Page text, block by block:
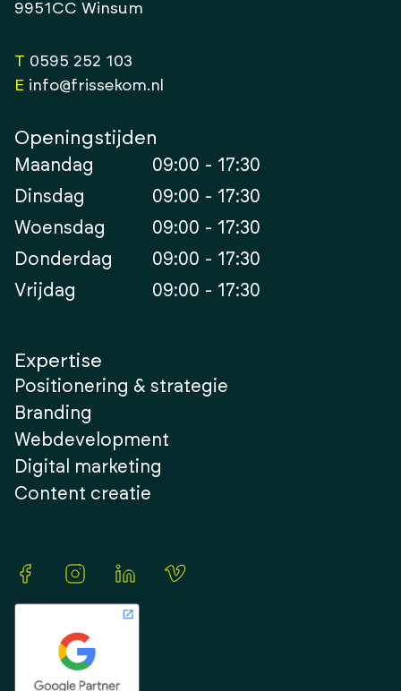
9951CC Winsum
T 0595 252 103
E info@frissekom.nl
Openingstijden
Maandag
09:00 - 17:30
Dinsdag
09:00 - 17:30
Woensdag
09:00 - 17:30
Donderdag
09:00 - 17:30
Vrijdag
09:00 - 17:30
Expertise
Positionering & strategie
Branding
Webdevelopment
Digital marketing
Content creatie